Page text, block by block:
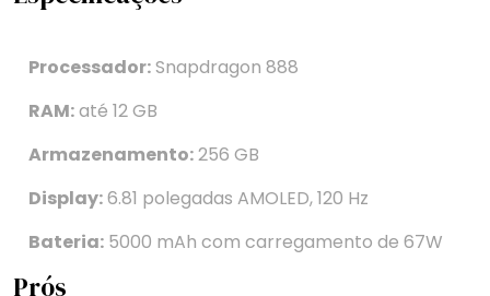
Processador:Snapdragon 888
RAM:até 12 GB
Armazenamento:256 GB
Display:6.81 polegadas AMOLED, 120 Hz
Bateria: 5000 mAh com carregamento de 67W
Prós